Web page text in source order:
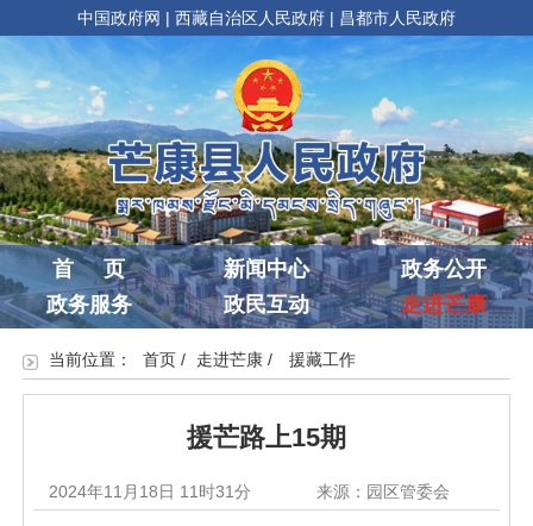
中国政府网 | 西藏自治区人民政府 | 昌都市人民政府
首 页 新闻中心
政务公开
政务服务
政民互动 走进芒康
当前位置： 首页/ 走进芒康/ 援藏工作
援芒路上15期
2024年11月18日 11时31分 来源：园区管委会